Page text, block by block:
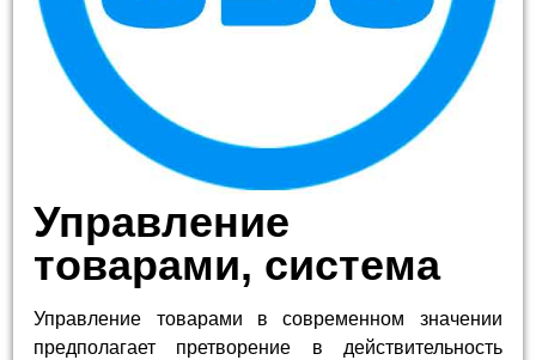
Управление
товарами, система
Управление товарами в современном значении
предполагает претворение в действительность